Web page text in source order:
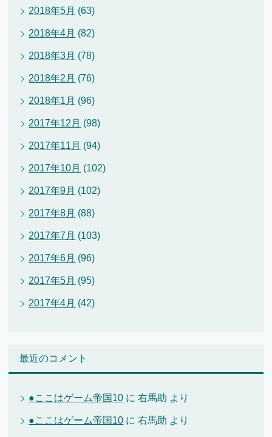
2018年5月 (63)
2018年4月 (82)
2018年3月 (78)
2018年2月 (76)
2018年1月 (96)
2017年12月 (98)
2017年11月 (94)
2017年10月 (102)
2017年9月 (102)
2017年8月 (88)
2017年7月 (103)
2017年6月 (96)
2017年5月 (95)
2017年4月 (42)
最近のコメント
●ここはゲーム帝国10 に右馬助 より
●ここはゲーム帝国10 に右馬助 より